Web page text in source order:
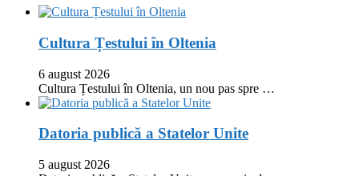
Cultura Țestului în Oltenia
6 august 2026
Cultura Țestului în Oltenia, un nou pas spre …
Datoria publică a Statelor Unite
5 august 2026